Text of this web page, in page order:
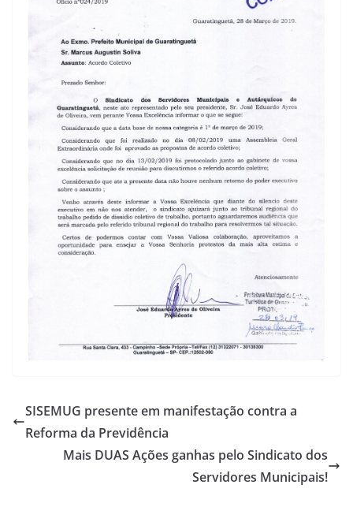
SISEMUG presente em manifestação contra a
Reforma da Previdência
Mais DUAS Ações ganhas pelo Sindicato dos
Servidores Municipais!